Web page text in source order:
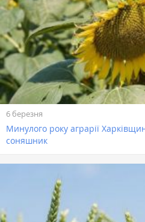
6 березня
Минулого року аграрії
соняшник